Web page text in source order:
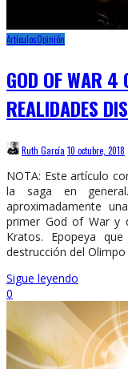
ArtículosOpinión
GOD OF WAR 4
REALIDADES
Ruth García 10 octubre, 2018
NOTA: Este artículo
la saga en
aproximadamente
primer God of War y
Kratos. Epopeya
destrucción del
Sigue leyendo
0